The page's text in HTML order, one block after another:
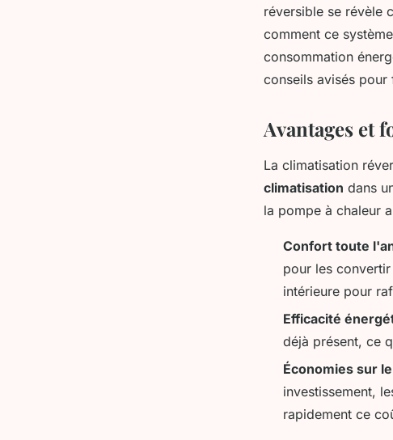
réversible se révèle
comment ce
consommation
conseils avisés
Avantages et
La climatisation
climatisation dans
la pompe à chaleur
Confort toute
pour les
intérieure pour
Efficacité
déjà présent, ce
Économies sur
investissement,
rapidement ce